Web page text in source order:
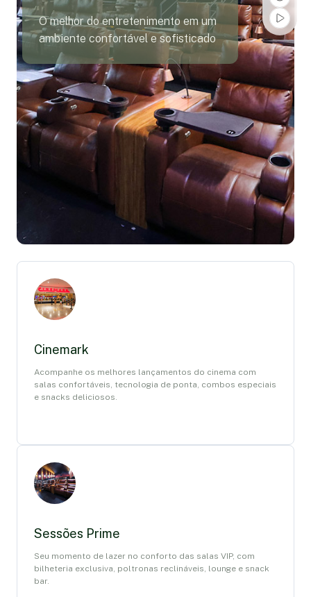
O melhor do entretenimento em um
ambiente confortável e sofisticado
Cinemark
Acompanhe os melhores lançamentos do cinema com
salas confortáveis, tecnologia de ponta, combos especiais
e snacks deliciosos.
Sessões Prime
Seu momento de lazer no conforto das salas VIP, com
bilheteria exclusiva, poltronas reclináveis, lounge e snack
bar.